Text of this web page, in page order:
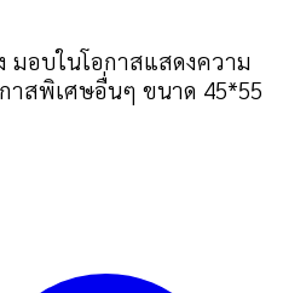
มอบในโอกาสแสดงความ
าสพิเศษอื่นๆ ขนาด 45*55